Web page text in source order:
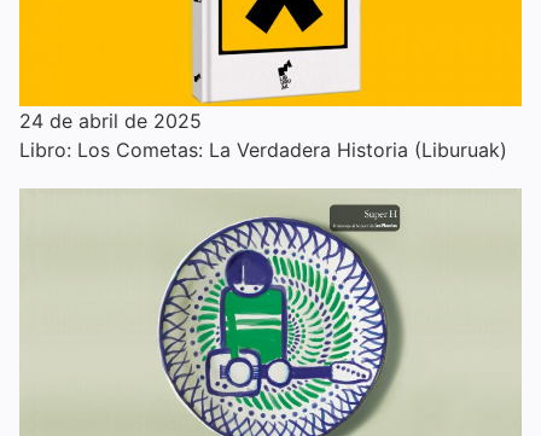
24 de abril de 2025
Libro: Los Cometas: La Verdadera Historia (Liburuak)